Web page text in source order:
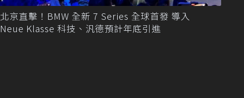
北京直擊！BMW 全新 7 Series 全球首發 導入
Neue Klasse 科技、汎德預計年底引進